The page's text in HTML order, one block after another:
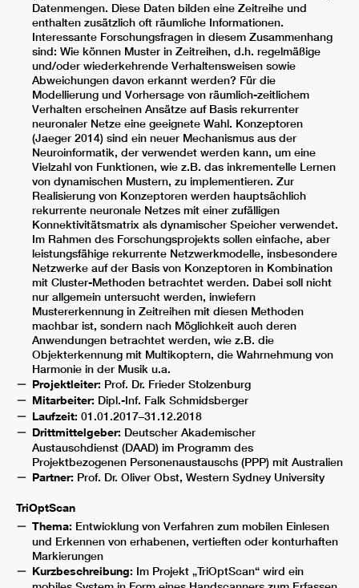
Datenmengen. Diese Daten bilden eine Zeitreihe und
enthalten zusätzlich oft räumliche Informationen.
Interessante Forschungsfragen in diesem Zusammenhang
sind: Wie können Muster in Zeitreihen, d.h. regelmäßige
und/oder wiederkehrende Verhaltensweisen sowie
Abweichungen davon erkannt werden? Für die
Modellierung und Vorhersage von räumlich-zeitlichem
Verhalten erscheinen Ansätze auf Basis rekurrenter
neuronaler Netze eine geeignete Wahl. Konzeptoren
(Jaeger 2014) sind ein neuer Mechanismus aus der
Neuroinformatik, der verwendet werden kann, um eine
Vielzahl von Funktionen, wie z.B. das inkrementelle Lernen
von dynamischen Mustern, zu implementieren. Zur
Realisierung von Konzeptoren werden hauptsächlich
rekurrente neuronale Netzes mit einer zufälligen
Konnektivitätsmatrix als dynamischer Speicher verwendet.
Im Rahmen des Forschungsprojekts sollen einfache, aber
leistungsfähige rekurrente Netzwerkmodelle, insbesondere
Netzwerke auf der Basis von Konzeptoren in Kombination
mit Cluster-Methoden betrachtet werden. Dabei soll nicht
nur allgemein untersucht werden, inwiefern
Mustererkennung in Zeitreihen mit diesen Methoden
machbar ist, sondern nach Möglichkeit auch deren
Anwendungen betrachtet werden, wie z.B. die
Objekterkennung mit Multikoptern, die Wahrnehmung von
Harmonie in der Musik u.a.
Projektleiter: Prof. Dr. Frieder Stolzenburg
Mitarbeiter: Dipl.-Inf. Falk Schmidsberger
Laufzeit: 01.01.2017–31.12.2018
Drittmittelgeber: Deutscher Akademischer
Austauschdienst (DAAD) im Programm des
Projektbezogenen Personenaustauschs (PPP) mit Australien
Partner: Prof. Dr. Oliver Obst, Western Sydney University
TriOptScan
Thema: Entwicklung von Verfahren zum mobilen Einlesen
und Erkennen von erhabenen, vertieften oder konturhaften
Markierungen
Kurzbeschreibung: Im Projekt „TriOptScan“ wird ein